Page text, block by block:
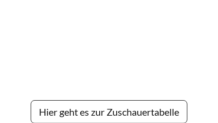
Hier geht es zur Zuschauertabelle